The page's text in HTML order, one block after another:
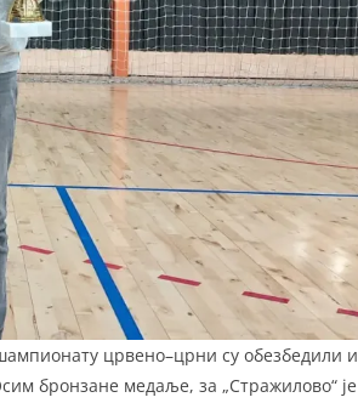
црвено–црни су обезбедили и
бронзане медаље, за „Стражилово“ је